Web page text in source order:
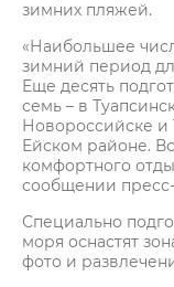
зимних пляжей.
«Наибольшее
зимний период
Еще десять
семь – в
Новороссийске и
Ейском районе.
комфортного
сообщении
Специально
моря оснастят
фото и